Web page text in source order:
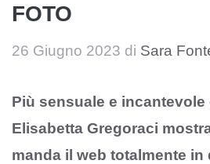
FOTO
26 Giugno 2023 di Sara
Più sensuale e incantevole
Elisabetta Gregoraci
manda il web totalmente in